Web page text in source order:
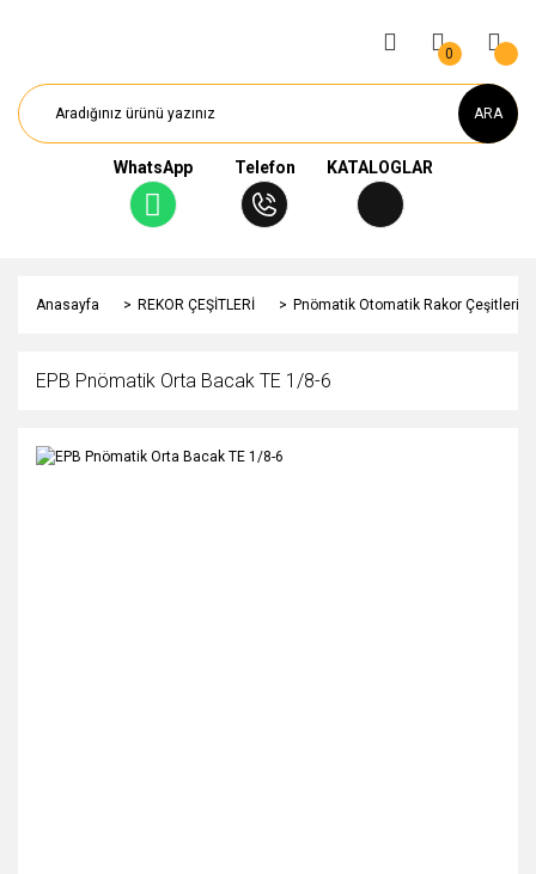
ARA
WhatsApp Telefon KATALOGLAR
0
Anasayfa REKOR ÇEŞİTLERİ Pnömatik Otomatik Rakor Çeşitleri
EPB Pnömatik Orta Bacak TE 1/8-6